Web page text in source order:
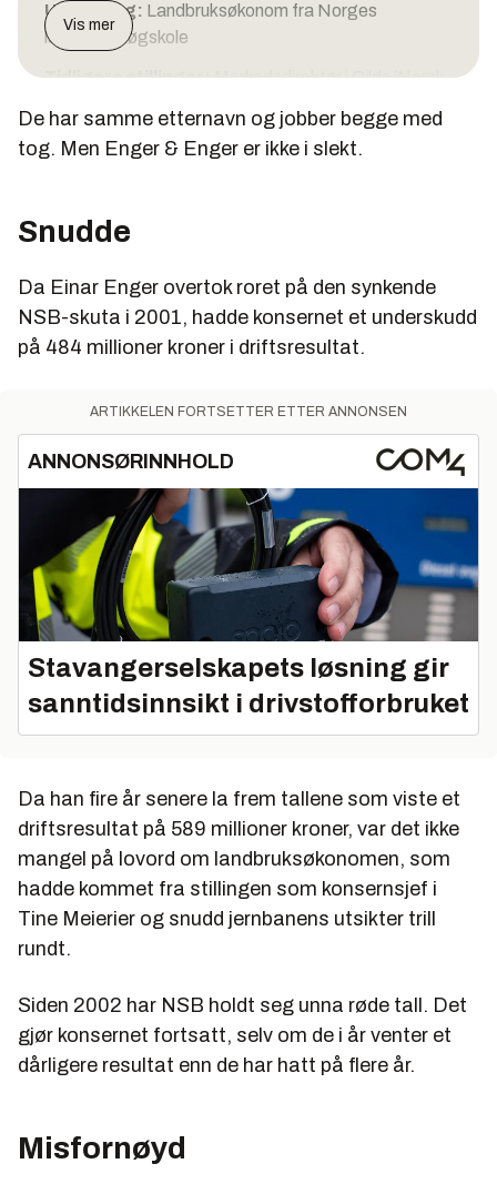
Utdanning: Landbruksøkonom fra Norges
landbrukshøgskole
Tidligere stillinger:Markedsdirektør i Gilde/Norsk
Vestfold-Buskerud, Fellesmeieriet og Tine Norske
Meierier.
Elisabeth Enger
Alder: 50
Bosted:Oslo
Utdanning:Cand.mag. Med 3-årig utdanning som
kommunalkandidat
Tidligere stillinger:Saksbehandler i Akershus
fylkeskommune, stabsjef og direktør i Kommunenes
Sentralforbund, rådmann i kommunene Skodje, Lier
og Bærum.
Nå: Jernbanedirektør
Vis mer
De har samme etternavn og jobber begge med
tog. Men Enger & Enger er ikke i slekt.
Snudde
Da Einar Enger overtok roret på den synkende
NSB-skuta i 2001, hadde konsernet et underskudd
på 484 millioner kroner i driftsresultat.
ARTIKKELEN FORTSETTER ETTER ANNONSEN
ANNONSØRINNHOLD
Stavangerselskapets løsning gir
sanntidsinnsikt i drivstofforbruket
Da han fire år senere la frem tallene som viste et
driftsresultat på 589 millioner kroner, var det ikke
mangel på lovord om landbruksøkonomen, som
hadde kommet fra stillingen som konsernsjef i
Tine Meierier og snudd jernbanens utsikter trill
rundt.
Siden 2002 har NSB holdt seg unna røde tall. Det
gjør konsernet fortsatt, selv om de i år venter et
dårligere resultat enn de har hatt på flere år.
Misfornøyd